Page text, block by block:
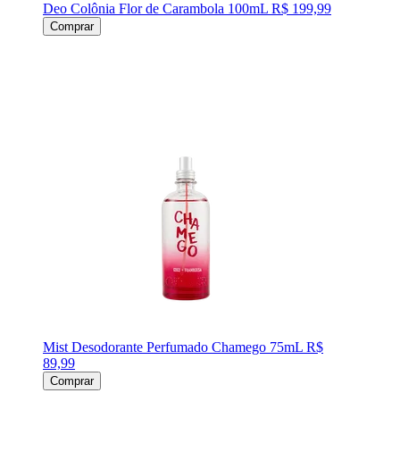
Deo Colônia Flor de Carambola 100mL R$ 199,99
Comprar
Mist Desodorante Perfumado Chamego 75mL R$
89,99
Comprar